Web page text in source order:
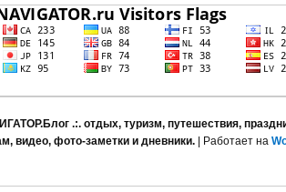
.:. отдых, туризм, путешествия,
видео, фото-заметки и дневники.| Работает на